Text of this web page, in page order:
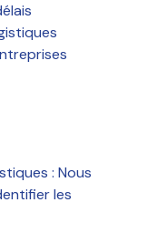
: Nous
les